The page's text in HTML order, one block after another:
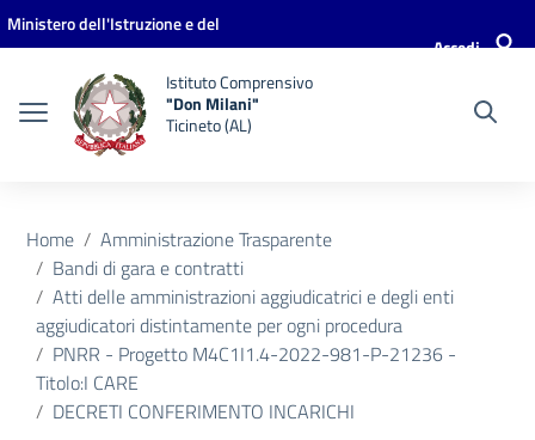
Vai ai contenuti
Vai al menu di navigazione
Vai al footer
Ministero dell'Istruzione e del
Accedi
Istituto Comprensivo
"Don Milani"
Ticineto (AL)
Home
Amministrazione Trasparente
Bandi di gara e contratti
Atti delle amministrazioni aggiudicatrici e degli enti
aggiudicatori distintamente per ogni procedura
PNRR - Progetto M4C1I1.4-2022-981-P-21236 -
Titolo:I CARE
DECRETI CONFERIMENTO INCARICHI